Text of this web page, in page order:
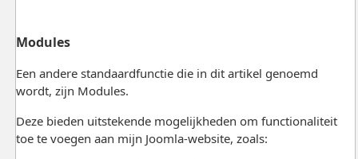
Modules
Een andere standaardfunctie die in dit artikel genoemd
wordt, zijn Modules.
Deze bieden uitstekende mogelijkheden om functionaliteit
toe te voegen aan mijn Joomla-website, zoals: